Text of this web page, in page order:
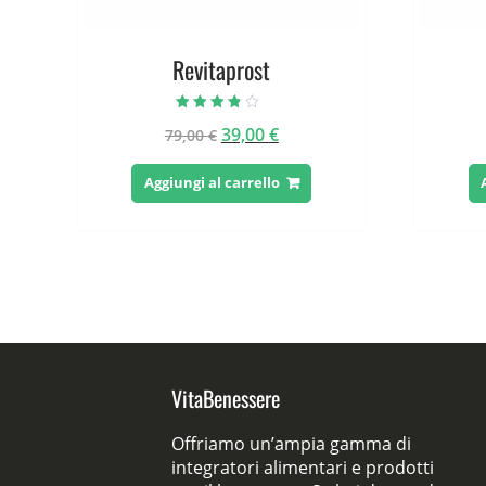
Revitaprost
3.50
su 5
79,00€ Il
originale
era:
39,00€Il
attuale
è:
Aggiungi al carrello
VitaBenessere
Offriamo un’ampia gamma di
integratori alimentari e prodotti